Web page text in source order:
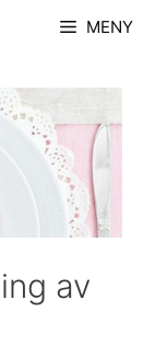
MENY
av